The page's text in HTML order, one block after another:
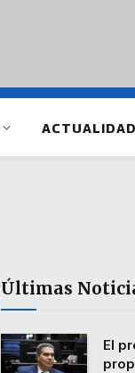
ACTUALIDAD
Últimas
El